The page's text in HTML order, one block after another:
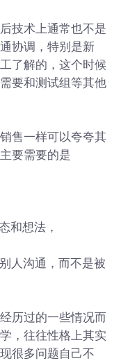
技术上通常也不是
协调，特别是新
了解的，这个时候
要和测试组等其他
售一样可以夸夸其
要需要的是
和想法，
人沟通，而不是被
历过的一些情况而
，往往性格上其实
很多问题自己不